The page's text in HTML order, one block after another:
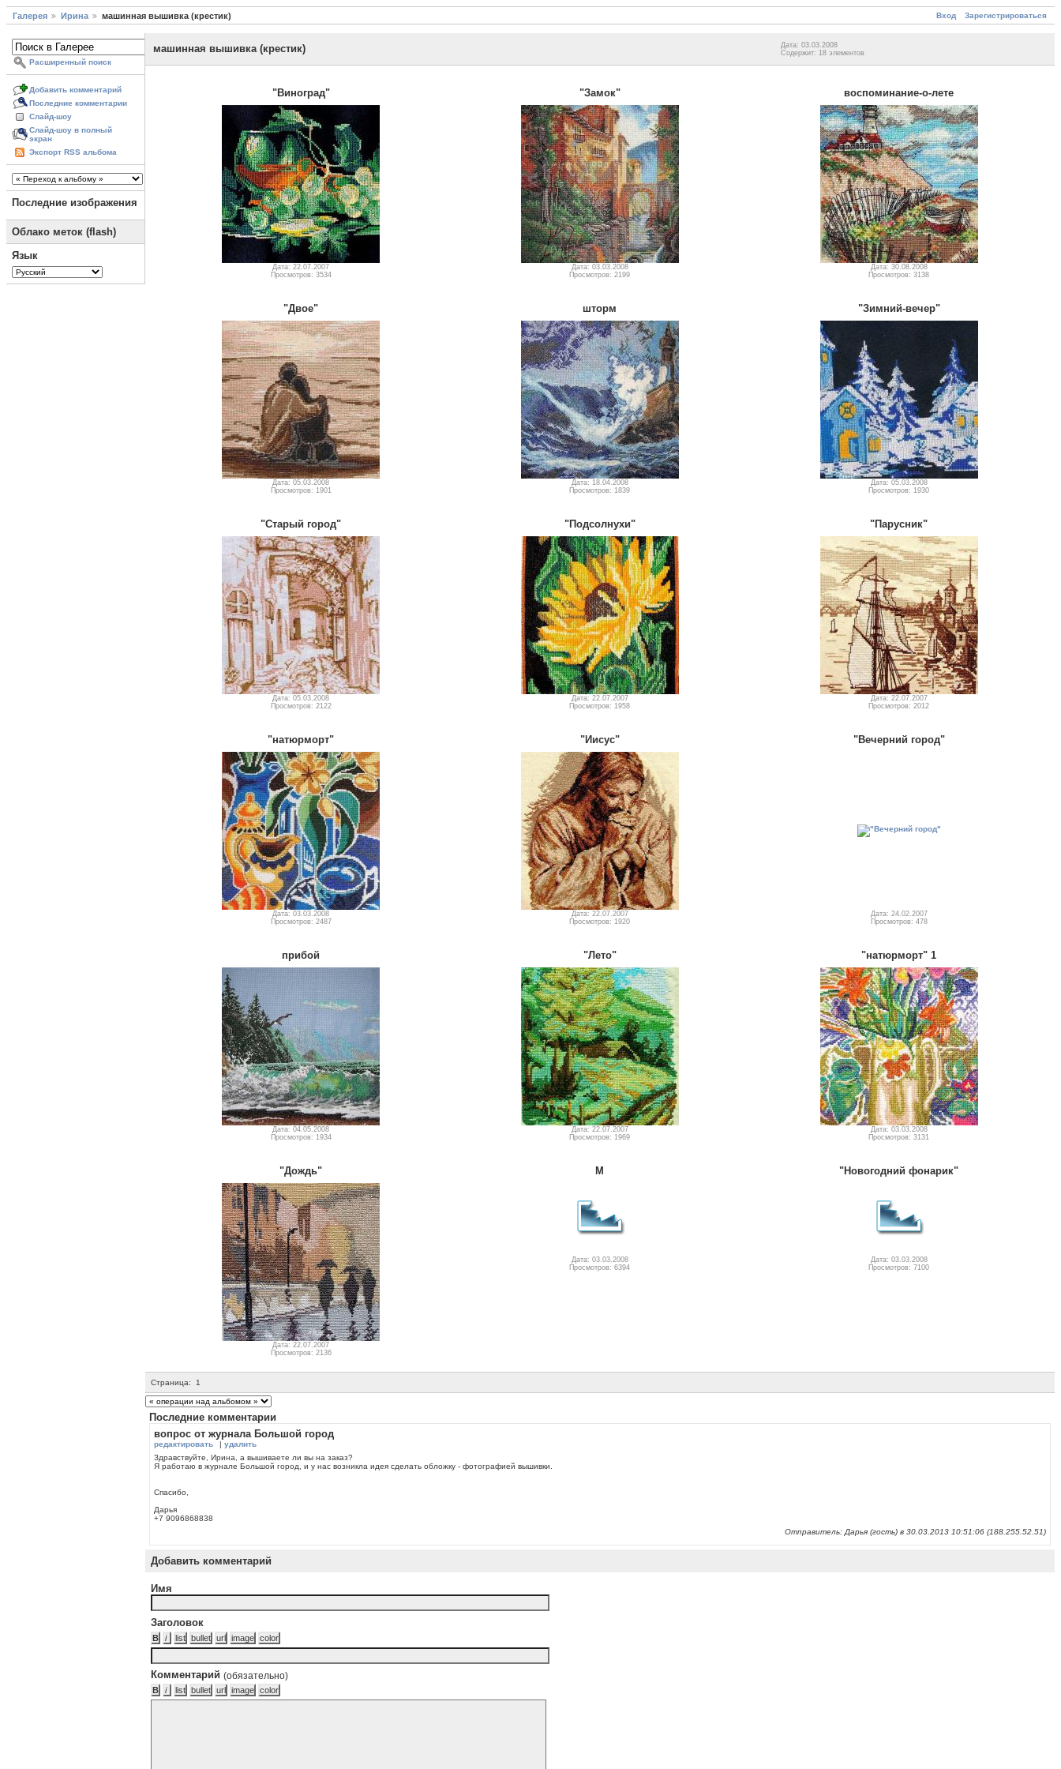
Вход Зарегистрироваться
Галерея Ирина машинная вышивка (крестик)
Расширенный поиск
Добавить комментарий
Последние комментарии
Слайд-шоу
Слайд-шоу в полный
экран
Экспорт RSS альбома
Последние изображения
Облако меток (flash)
Язык
машинная вышивка (крестик)
Дата: 03.03.2008
Содержит: 18 элементов
"Виноград"
Дата: 22.07.2007
Просмотров: 3534
"Замок"
Дата: 03.03.2008
Просмотров: 2199
воспоминание-о-лете
Дата: 30.08.2008
Просмотров: 3138
"Двое"
Дата: 05.03.2008
Просмотров: 1901
шторм
Дата: 18.04.2008
Просмотров: 1839
"Зимний-вечер"
Дата: 05.03.2008
Просмотров: 1930
"Старый город"
Дата: 05.03.2008
Просмотров: 2122
"Подсолнухи"
Дата: 22.07.2007
Просмотров: 1958
"Парусник"
Дата: 22.07.2007
Просмотров: 2012
"натюрморт"
Дата: 03.03.2008
Просмотров: 2487
"Иисус"
Дата: 22.07.2007
Просмотров: 1920
"Вечерний город"
Дата: 24.02.2007
Просмотров: 478
прибой
Дата: 04.05.2008
Просмотров: 1934
"Лето"
Дата: 22.07.2007
Просмотров: 1969
"натюрморт" 1
Дата: 03.03.2008
Просмотров: 3131
"Дождь"
Дата: 22.07.2007
Просмотров: 2136
М
Дата: 03.03.2008
Просмотров: 6394
"Новогодний фонарик"
Дата: 03.03.2008
Просмотров: 7100
Страница: 1
Последние комментарии
вопрос от журнала Большой город
редактировать | удалить
Здравствуйте, Ирина, а вышиваете ли вы на заказ?
Я работаю в журнале Большой город, и у нас возникла идея сделать обложку - фотографией вышивки.
Спасибо,
Дарья
+7 9096868838
Отправитель: Дарья (гость) в 30.03.2013 10:51:06 (188.255.52.51)
Добавить комментарий
Имя
Заголовок
Комментарий (обязательно)